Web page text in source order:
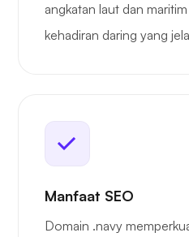
angkatan laut dan
kehadiran daring yang
Manfaat SEO
Domain .navy